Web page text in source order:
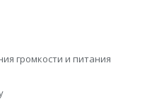
громкости и питания